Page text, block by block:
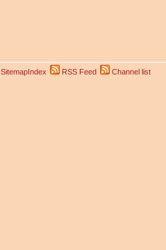
SitemapIndex RSS Feed Channel list